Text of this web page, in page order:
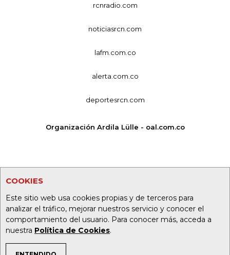
COOKIES
Este sitio web usa cookies propias y de terceros para
analizar el tráfico, mejorar nuestros servicio y conocer el
comportamiento del usuario. Para conocer más, acceda a
nuestra Política de Cookies.
rcnradio.com
noticiasrcn.com
lafm.com.co
alerta.com.co
deportesrcn.com
Organización Ardila Lülle - oal.com.co